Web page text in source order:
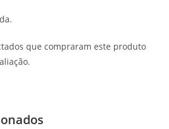
que compraram este produto